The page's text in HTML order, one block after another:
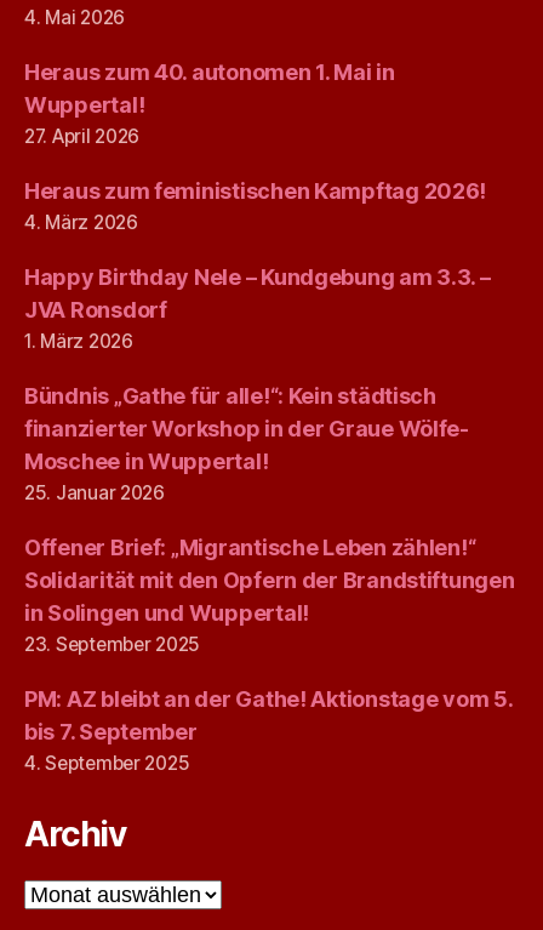
4. Mai 2026
Heraus zum 40. autonomen 1. Mai in
Wuppertal!
27. April 2026
Heraus zum feministischen Kampftag 2026!
4. März 2026
Happy Birthday Nele – Kundgebung am 3.3. –
JVA Ronsdorf
1. März 2026
Bündnis „Gathe für alle!“: Kein städtisch
finanzierter Workshop in der Graue Wölfe-
Moschee in Wuppertal!
25. Januar 2026
Offener Brief: „Migrantische Leben zählen!“
Solidarität mit den Opfern der Brandstiftungen
in Solingen und Wuppertal!
23. September 2025
PM: AZ bleibt an der Gathe! Aktionstage vom 5.
bis 7. September
4. September 2025
Archiv
Archiv